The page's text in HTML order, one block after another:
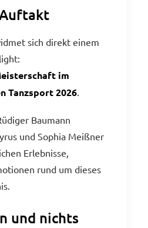
sich direkt einem
im
Tanzsport 2026.
Baumann
und Sophia Meißner
Erlebnisse,
rund um dieses
und nichts